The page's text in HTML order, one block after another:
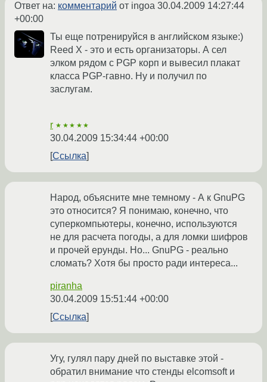
Ответ на: комментарий от ingoa 30.04.2009 14:27:44
+00:00
Ты еще потренируйся в английском языке:)
Reed X - это и есть организаторы. А сел
элком рядом с PGP корп и вывесил плакат
класса PGP-гавно. Ну и получил по
заслугам.
r ★★★★★
30.04.2009 15:34:44 +00:00
Ссылка
Народ, объясните мне темному - А к GnuPG
это относится? Я понимаю, конечно, что
суперкомпьютеры, конечно, используются
не для расчета погоды, а для ломки шифров
и прочей ерунды. Но... GnuPG - реально
сломать? Хотя бы просто ради интереса...
piranha
30.04.2009 15:51:44 +00:00
Ссылка
Угу, гулял пару дней по выставке этой -
обратил внимание что стенды elcomsoft и